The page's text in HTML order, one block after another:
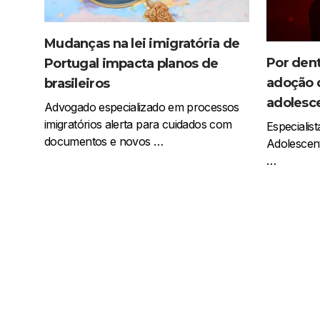
Mudanças na lei imigratória de
Portugal impacta planos de
brasileiros
Advogado especializado em processos
imigratórios alerta para cuidados com
documentos e novos …
Por
adoção
…